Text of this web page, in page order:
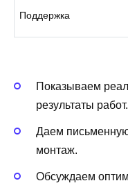
Поддержка
Показываем
результаты работ.
Даем
монтаж.
Обсуждаем